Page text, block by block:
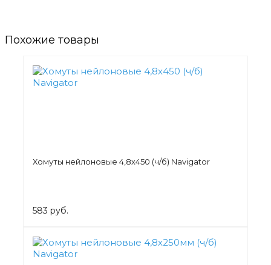
Похожие товары
Хомуты нейлоновые 4,8х450 (ч/б) Navigator
583 руб.